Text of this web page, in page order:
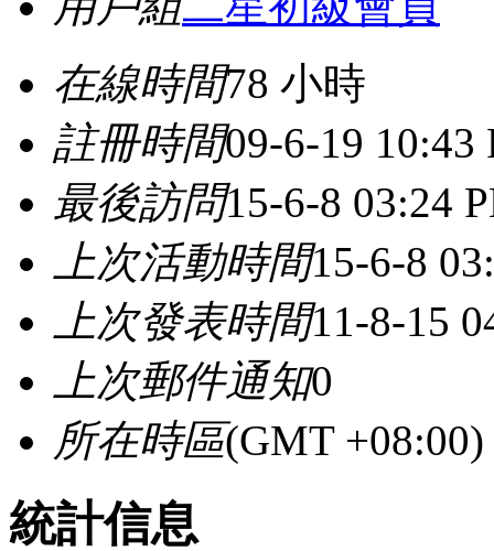
在線時間78 小時
註冊時間09-6-19 10:43
最後訪問15-6-8 03:24
上次活動時間15-6-8
上次發表時間11-8-15
上次郵件通知0
所在時區(GMT
統計信息